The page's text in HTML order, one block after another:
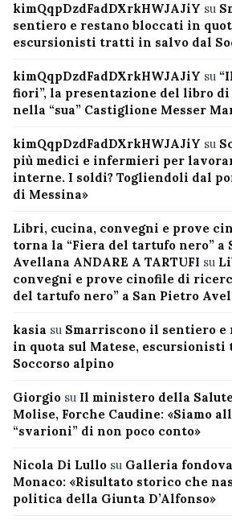
kimQqpDzdFadDXrkHWJAJiY su
sentiero e restano bloccati in
escursionisti tratti in salvo dal
kimQqpDzdFadDXrkHWJAJiY su
fiori”, la presentazione del libro
nella “sua” Castiglione Messer
kimQqpDzdFadDXrkHWJAJiY su
più medici e infermieri per
interne. I soldi? Togliendoli dal
di Messina»
Libri, cucina, convegni e prove
torna la “Fiera del tartufo nero” a
Avellana ANDARE A TARTUFI su
convegni e prove cinofile di
del tartufo nero” a San Pietro
kasia su Smarriscono il sentiero e
in quota sul Matese,
Soccorso alpino
Giorgio su Il ministero della
Molise, Forche Caudine: «Siamo
“svarioni” di non poco conto»
Nicola Di Lullo su Galleria
Monaco: «Risultato storico che
politica della Giunta D’Alfonso»